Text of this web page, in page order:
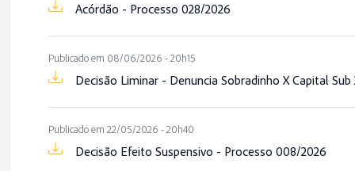
Acórdão - Processo 028/2026
Publicado em 08/06/2026 - 20h15
Decisão Liminar - Denuncia Sobradinho X Capital Sub
Publicado em 22/05/2026 - 20h40
Decisão Efeito Suspensivo - Processo 008/2026